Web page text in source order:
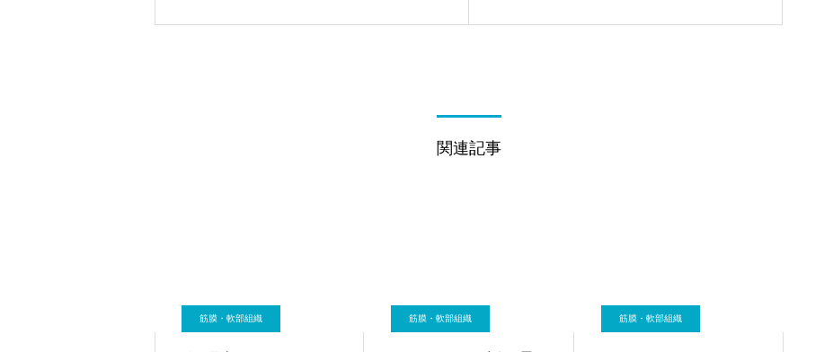
関連記事
筋膜・軟部組織 筋膜・軟部組織 筋膜・軟部組織